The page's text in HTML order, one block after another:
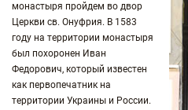
монастыря пройдем во двор
Церкви св. Онуфрия. В 1583
году на территории монастыря
был похоронен Иван
Федорович, который известен
как первопечатник на
территории Украины и России.